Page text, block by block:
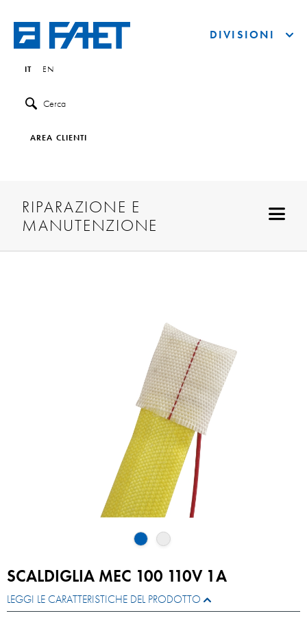
IT EN
Cerca
AREA CLIENTI
DIVISIONI
RIPARAZIONE E
MANUTENZIONE
SCALDIGLIA MEC 100 110V 1A
LEGGI LE CARATTERISTICHE DEL PRODOTTO